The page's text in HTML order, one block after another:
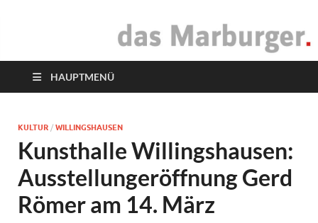
das Marburger.
HAUPTMENÜ
KULTUR / WILLINGSHAUSEN
Kunsthalle Willingshausen:
Ausstellungeröffnung Gerd
Römer am 14. März